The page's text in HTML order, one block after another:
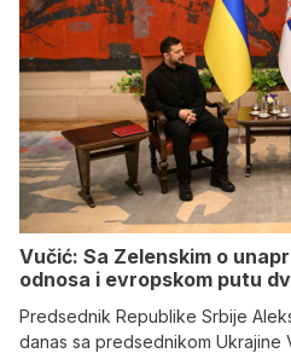
Vučić: Sa Zelenskim o
odnosa i evropskom putu
Predsednik Republike Srbije
danas sa predsednikom Ukrajine